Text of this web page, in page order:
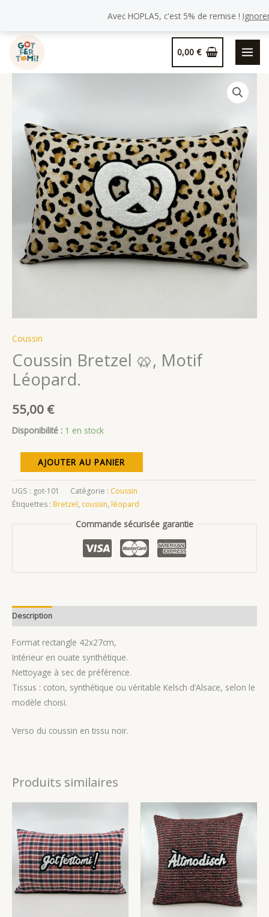
Avec HOPLA5, c'est 5% de remise !
0,00€
Coussin
Coussin Bretzel 🥨, Motif
Léopard.
55,00 €
Disponibilité : 1 en stock
quantité
de
Coussin
Bretzel
AJOUTER AU PANIER
UGS : got-101 Catégorie : Coussin
Étiquettes : Bretzel, coussin, léopard
Commande sécurisée garantie
Description
Format rectangle 42x27cm,
Intérieur en ouate synthétique.
Nettoyage à sec de préférence.
Tissus : coton, synthétique ou véritable Kelsch d’Alsace, selon le
modèle choisi.
Verso du coussin en tissu noir.
Produits similaires
Bretzel
🥨,
Motif